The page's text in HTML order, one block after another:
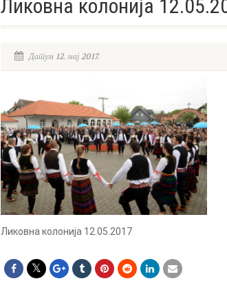
Ликовна колонија
Датум 12. мај 2017.
Ликовна колонија 12.05.2017